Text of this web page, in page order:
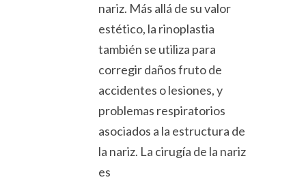
nariz. Más allá de su valor
estético, la rinoplastia
también se utiliza para
corregir daños fruto de
accidentes o lesiones, y
problemas respiratorios
asociados a la estructura de
la nariz. La cirugía de la nariz
es